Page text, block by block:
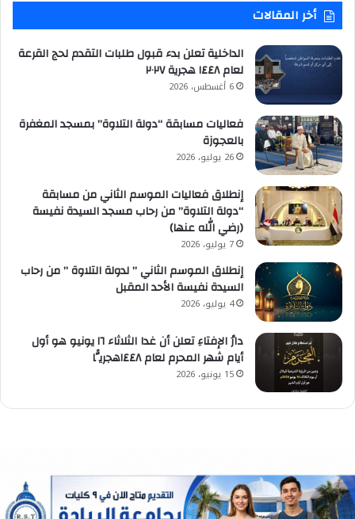
أخر المقالات
الداخلية تعلن بدء قبول طلبات التقدم لحج القرعة
لعام ١٤٤٨ هجرية ٢٠٢٧
6 أغسطس، 2026
فعاليات مسابقة “دولة التلاوة” بمسجد المغفرة
بالعجوزة
26 يوليو، 2026
إنطلاق فعاليات الموسم الثاني من مسابقة
“دولة التلاوة” من رحاب مسجد السيدة نفيسة
(رضي الله عنها)
7 يوليو، 2026
إنطلاق الموسم الثاني ” لدولة التلاوة ” من رحاب
السيدة نفيسة الأحد المقبل
4 يوليو، 2026
دارُ الإفتاءِ تعلن أن غدا الثلاثاء ١٦ يونيو هو أول
أيام شهر المحرم لعام ١٤٤٨هجريًّا
15 يونيو، 2026